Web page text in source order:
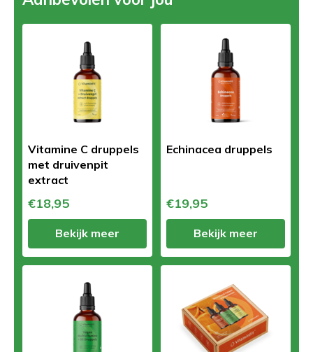
Vitamine C druppels
met druivenpit
extract
€18,95
Bekijk meer
Echinacea druppels
€19,95
Bekijk meer